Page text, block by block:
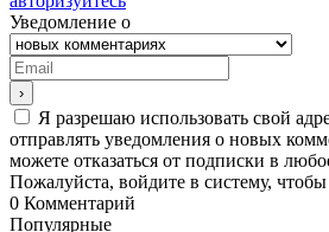
Уведомление о
Я разрешаю использовать свой
отправлять уведомления о новых
можете отказаться от подписки в
Пожалуйста, войдите в систему,
0 Комментарий
Популярные